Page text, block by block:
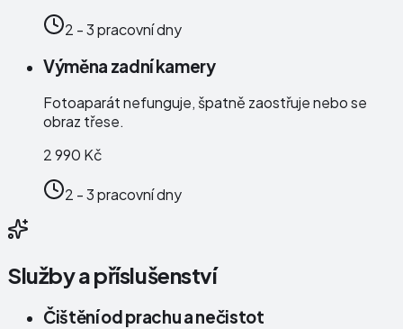
2 - 3 pracovní dny
Výměna zadní kamery
Fotoaparát nefunguje, špatně zaostřuje nebo se
obraz třese.
2 990 Kč
2 - 3 pracovní dny
Služby a příslušenství
Čištění od prachu a nečistot